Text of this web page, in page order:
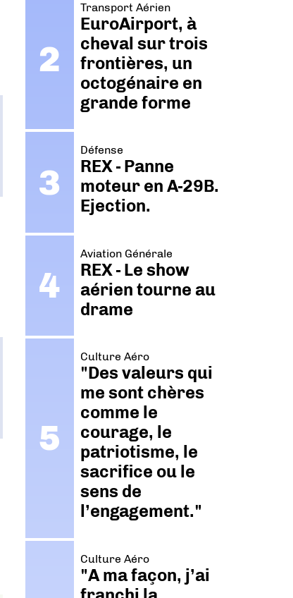
Transport Aérien
EuroAirport, à
cheval sur trois
frontières, un
octogénaire en
grande forme
Défense
REX - Panne
moteur en A-29B.
Ejection.
Aviation Générale
REX - Le show
aérien tourne au
drame
Culture Aéro
"Des valeurs qui
me sont chères
comme le
courage, le
patriotisme, le
sacrifice ou le
sens de
l’engagement."
Culture Aéro
"A ma façon, j’ai